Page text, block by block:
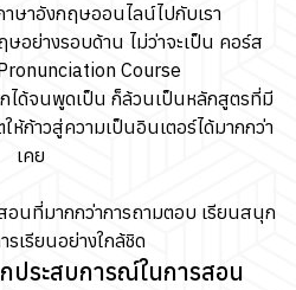
ษาอังกฤษออนไลน์ไปกับเรา
อย่างรอบด้าน ไม่ว่าจะเป็น คอร์ส
Course
ได้จนพูดเป็น ก็ล้วนเป็นหลักสูตรที่มี
ห้ก้าวสู่ความเป็นอินเตอร์ได้มากกว่า
เคย
อนที่มากกว่าการถามตอบ เรียนสนุก
รเรียนอย่างใกล้ชิด
ประสบการณ์ในการสอน